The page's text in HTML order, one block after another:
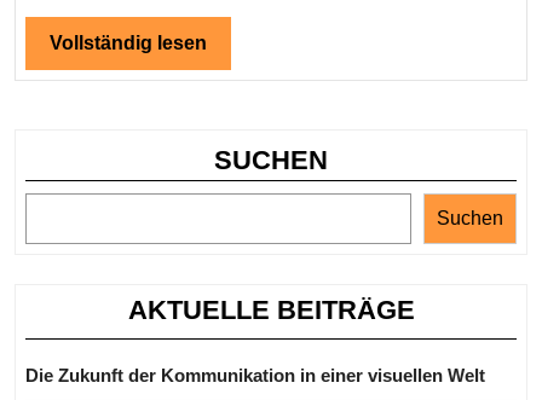
Vollständig lesen
lesen
SUCHEN
Suchen
AKTUELLE BEITRÄGE
Die Zukunft der Kommunikation in einer visuellen Welt